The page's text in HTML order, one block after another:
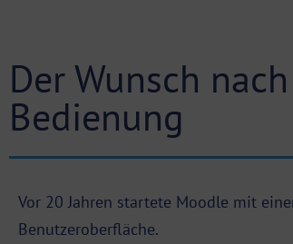
Der Wunsch
Bedienung
Vor 20 Jahren startete Moodle mit
Benutzeroberfläche.